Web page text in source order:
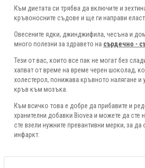
Към диетата си трябва да включите и
кръвоносните съдове и ще ги направи
Овесените ядки, джинджифила, чесъна и
много полезни за здравето на сърдечно -
Тези от вас, които все пак не могат без
хапват от време на време черен шоколад,
холестерол, понижава кръвното налягане и
кръв към мозъка.
Към всичко това е добре да прибавите и
хранителни добавки Biovea и можете да сте
сте взели нужните превантивни мерки, за да
инфаркт.